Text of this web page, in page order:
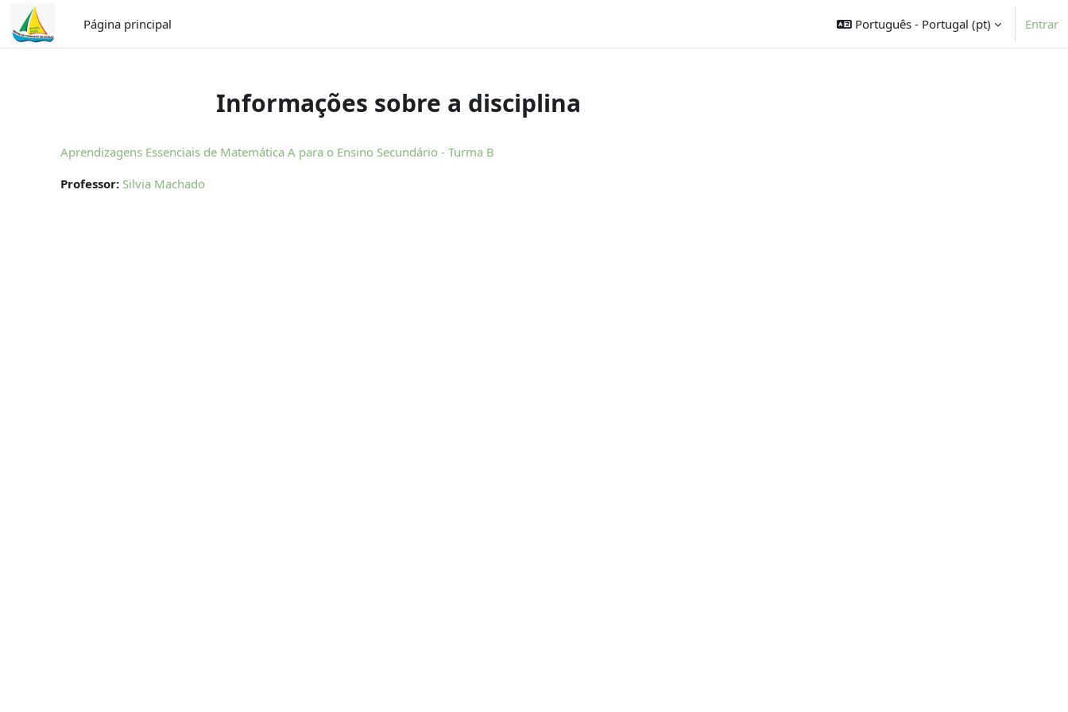
Ir para o conteúdo principal
Página principal
Português - Portugal ‎(pt)‎ Entrar
Informações sobre a disciplina
Aprendizagens Essenciais de Matemática A para o Ensino Secundário - Turma B
Professor: Silvia Machado